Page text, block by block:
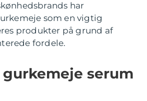
har
som en vigtig
produkter på grund af
fordele.
gurkemeje serum